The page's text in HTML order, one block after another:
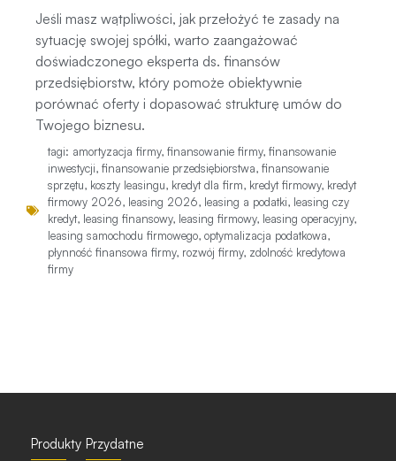
Jeśli masz wątpliwości, jak przełożyć te zasady na
sytuację swojej spółki, warto zaangażować
doświadczonego eksperta ds. finansów
przedsiębiorstw, który pomoże obiektywnie
porównać oferty i dopasować strukturę umów do
Twojego biznesu.
tagi: amortyzacja firmy, finansowanie firmy, finansowanie
inwestycji, finansowanie przedsiębiorstwa, finansowanie
sprzętu, koszty leasingu, kredyt dla firm, kredyt firmowy, kredyt
firmowy 2026, leasing 2026, leasing a podatki, leasing czy
kredyt, leasing finansowy, leasing firmowy, leasing operacyjny,
leasing samochodu firmowego, optymalizacja podatkowa,
płynność finansowa firmy, rozwój firmy, zdolność kredytowa
firmy
Produkty Przydatne